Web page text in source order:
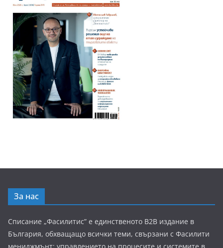
За нас
Списание „Фасилитис” е единственото B2B издание в
България, обхващащо всички теми, свързани с Фасилити